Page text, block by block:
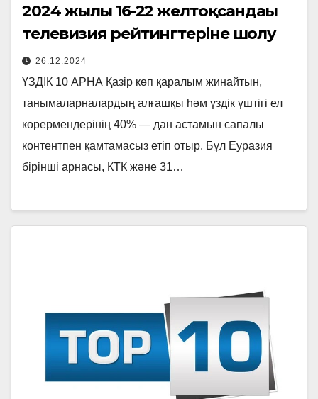
2024 жылғы 16-22 желтоқсандағы
телевизия рейтингтеріне шолу
26.12.2024
ҮЗДІК 10 АРНА Қазір көп қаралым жинайтын,
танымаларналардың алғашқы һәм үздік үштігі ел
көрермендерінің 40% — дан астамын сапалы
контентпен қамтамасыз етіп отыр. Бұл Еуразия
бірінші арнасы, КТК және 31…